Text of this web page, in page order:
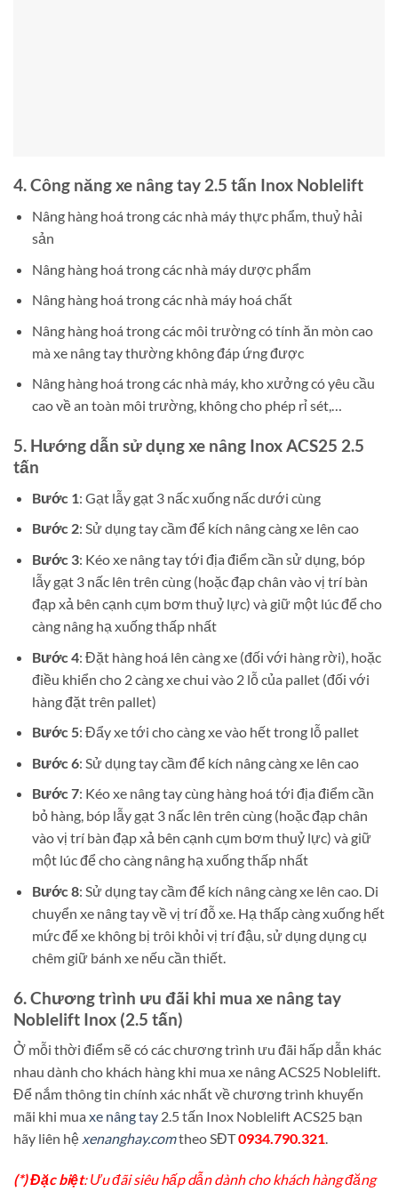
4. Công năng xe nâng tay 2.5 tấn Inox Noblelift
Nâng hàng hoá trong các nhà máy thực phẩm, thuỷ hải
sản
Nâng hàng hoá trong các nhà máy dược phẩm
Nâng hàng hoá trong các nhà máy hoá chất
Nâng hàng hoá trong các môi trường có tính ăn mòn cao
mà xe nâng tay thường không đáp ứng được
Nâng hàng hoá trong các nhà máy, kho xưởng có yêu cầu
cao về an toàn môi trường, không cho phép rỉ sét,…
5. Hướng dẫn sử dụng xe nâng Inox ACS25 2.5
tấn
Bước 1: Gạt lẫy gạt 3 nấc xuống nấc dưới cùng
Bước 2: Sử dụng tay cầm để kích nâng càng xe lên cao
Bước 3: Kéo xe nâng tay tới địa điểm cần sử dụng, bóp
lẫy gạt 3 nấc lên trên cùng (hoặc đạp chân vào vị trí bàn
đạp xả bên cạnh cụm bơm thuỷ lực) và giữ một lúc để cho
càng nâng hạ xuống thấp nhất
Bước 4: Đặt hàng hoá lên càng xe (đối với hàng rời), hoặc
điều khiển cho 2 càng xe chui vào 2 lỗ của pallet (đối với
hàng đặt trên pallet)
Bước 5: Đẩy xe tới cho càng xe vào hết trong lỗ pallet
Bước 6: Sử dụng tay cầm để kích nâng càng xe lên cao
Bước 7: Kéo xe nâng tay cùng hàng hoá tới địa điểm cần
bỏ hàng, bóp lẫy gạt 3 nấc lên trên cùng (hoặc đạp chân
vào vị trí bàn đạp xả bên cạnh cụm bơm thuỷ lực) và giữ
một lúc để cho càng nâng hạ xuống thấp nhất
Bước 8: Sử dụng tay cầm để kích nâng càng xe lên cao. Di
chuyển xe nâng tay về vị trí đỗ xe. Hạ thấp càng xuống hết
mức để xe không bị trôi khỏi vị trí đậu, sử dụng dụng cụ
chêm giữ bánh xe nếu cần thiết.
6. Chương trình ưu đãi khi mua xe nâng tay
Noblelift Inox (2.5 tấn)
Ở mỗi thời điểm sẽ có các chương trình ưu đãi hấp dẫn khác
nhau dành cho khách hàng khi mua xe nâng ACS25 Noblelift.
Để nắm thông tin chính xác nhất về chương trình khuyến
mãi khi mua xe nâng tay 2.5 tấn Inox Noblelift ACS25 bạn
hãy liên hệ xenanghay.comtheo SĐT0934.790.321.
(*) Đặc biệt: Ưu đãi siêu hấp dẫn dành cho khách hàng đăng